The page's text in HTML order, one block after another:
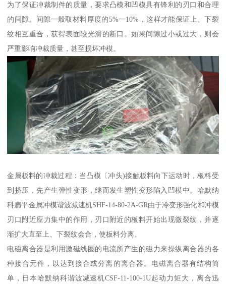
为了保证冲裁制件的质量，要求凸模和凹模具有锋利的刃口和合理
的间隙。间隙一般取材料厚度的5%一10%，这样才能保证上、下裂
纹相互重合，获得表面较光滑的断口。如果间隙过小或过大，则会
严重影响冲裁质量，甚至损坏冲模。
金属板料的冲裁过程：当凸模〔冲头)接触板料向下运动时，板料受
到挤压，先产生弹性变形，继而发生塑性变形陷入凹模中。哈默纳
科扁平金属冲模谐波减速机SHF-14-80-2A-GR由于冷变形强化和冲模
刃口附近应力集中的作用，刃口附近的板料开始出现微裂纹，并逐
渐扩大直至上、下裂纹会合，使板料分离。
电磁离合器是利用激磁线圈的电流所产生的磁力来操纵离合器的各
种接合元件，以达到接合或分离的离合器。电磁离合器有结构简
单，日本哈默纳科谐波减速机CSF-11-100-1U起动力矩大，离合迅